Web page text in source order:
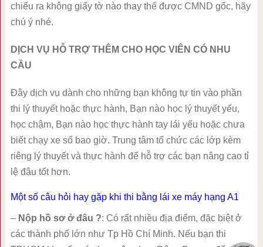
chiếu ra không giấy tờ nào thay thế được CMND gốc, hãy
chú ý nhé.
DỊCH VỤ HỖ TRỢ THÊM CHO HỌC VIÊN CÓ NHU
CẦU
Đây dịch vụ dành cho những bạn không tự tin vào phần
thi lý thuyết hoặc thực hành, Bạn nào học lý thuyết yếu,
học chậm, Bạn nào học thực hành tay lái yếu hoặc chưa
biết chạy xe số bao giờ. Trung tâm tổ chức các lớp kèm
riêng lý thuyết và thực hành để hỗ trợ các bạn nâng cao tỉ
lệ đậu tốt hơn.
Một số câu hỏi hay gặp khi thi bằng lái xe máy hạng A1
– Nộp hồ sơ ở đâu ?: Có rất nhiều địa điểm, đặc biệt ở
các thành phố lớn như Tp Hồ Chí Minh. Nếu bạn thi